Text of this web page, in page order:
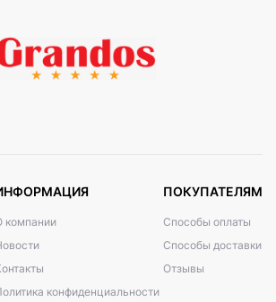
компании
конфиденциальности
ПОКУПАТЕЛЯМ
Способы оплаты
Способы доставки
Отзывы